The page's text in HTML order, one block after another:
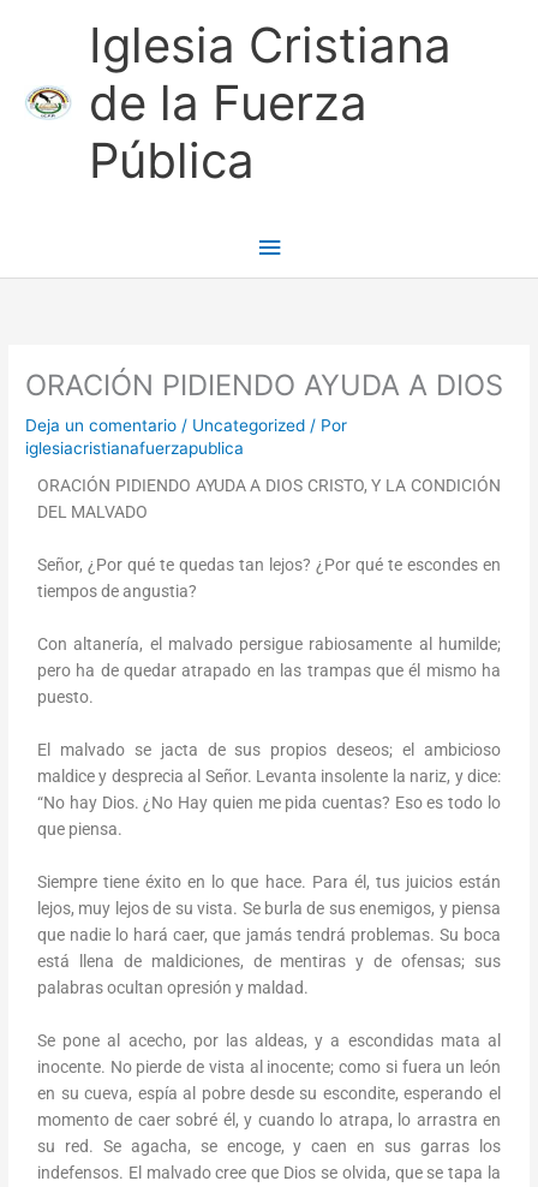
Iglesia Cristiana
de la Fuerza
Pública
Menú
ORACIÓN PIDIENDO AYUDA A DIOS
Deja un comentario / Uncategorized / Por
iglesiacristianafuerzapublica
ORACIÓN PIDIENDO AYUDA A DIOS CRISTO, Y LA CONDICIÓN
DEL MALVADO
Señor, ¿Por qué te quedas tan lejos? ¿Por qué te escondes en
tiempos de angustia?
Con altanería, el malvado persigue rabiosamente al humilde;
pero ha de quedar atrapado en las trampas que él mismo ha
puesto.
El malvado se jacta de sus propios deseos; el ambicioso
maldice y desprecia al Señor. Levanta insolente la nariz, y dice:
“No hay Dios. ¿No Hay quien me pida cuentas? Eso es todo lo
que piensa.
Siempre tiene éxito en lo que hace. Para él, tus juicios están
lejos, muy lejos de su vista. Se burla de sus enemigos, y piensa
que nadie lo hará caer, que jamás tendrá problemas. Su boca
está llena de maldiciones, de mentiras y de ofensas; sus
palabras ocultan opresión y maldad.
Se pone al acecho, por las aldeas, y a escondidas mata al
inocente. No pierde de vista al inocente; como si fuera un león
en su cueva, espía al pobre desde su escondite, esperando el
momento de caer sobré él, y cuando lo atrapa, lo arrastra en
su red. Se agacha, se encoge, y caen en sus garras los
indefensos. El malvado cree que Dios se olvida, que se tapa la